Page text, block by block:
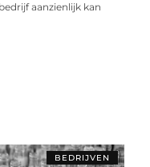
aanzienlijk kan
BEDRIJVEN